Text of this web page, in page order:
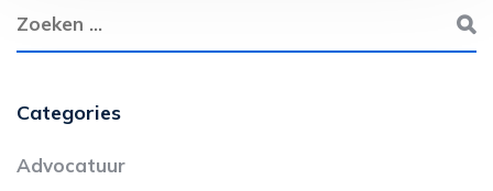
Categories
Advocatuur